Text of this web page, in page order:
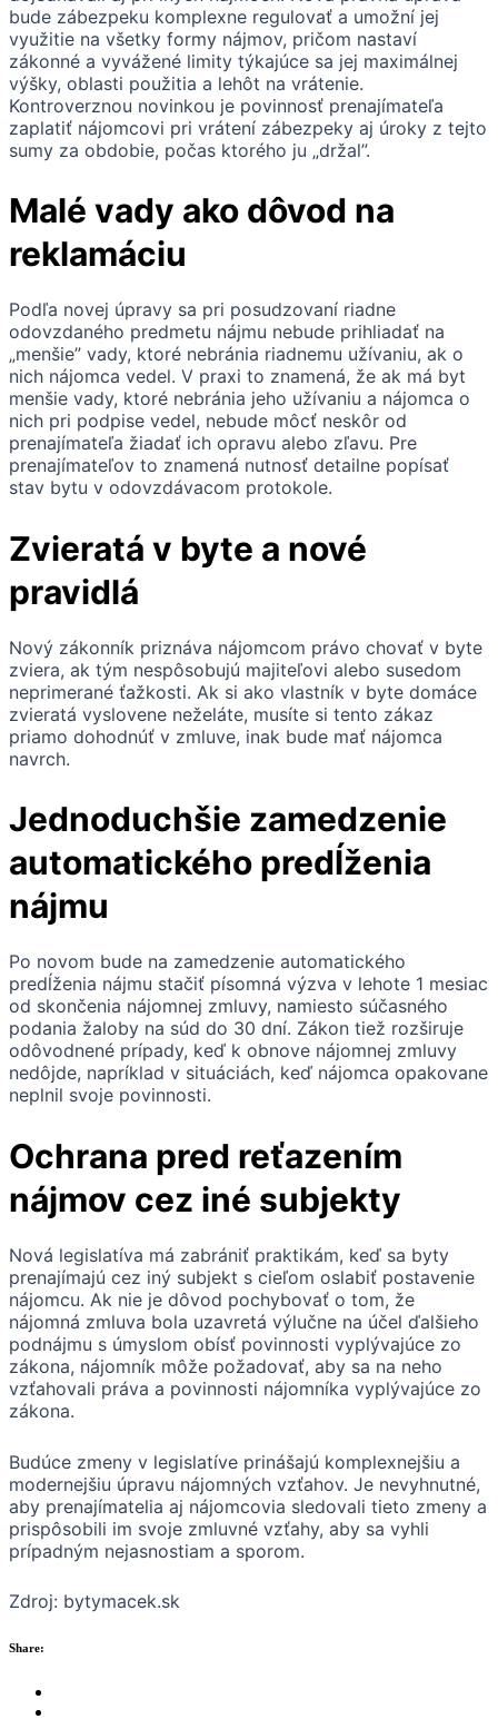
bude zábezpeku komplexne regulovať a umožní jej
využitie na všetky formy nájmov, pričom nastaví
zákonné a vyvážené limity týkajúce sa jej maximálnej
výšky, oblasti použitia a lehôt na vrátenie.
Kontroverznou novinkou je povinnosť prenajímateľa
zaplatiť nájomcovi pri vrátení zábezpeky aj úroky z tejto
sumy za obdobie, počas ktorého ju „držal”.
Malé vady ako dôvod na
reklamáciu
Podľa novej úpravy sa pri posudzovaní riadne
odovzdaného predmetu nájmu nebude prihliadať na
„menšie” vady, ktoré nebránia riadnemu užívaniu, ak o
nich nájomca vedel. V praxi to znamená, že ak má byt
menšie vady, ktoré nebránia jeho užívaniu a nájomca o
nich pri podpise vedel, nebude môcť neskôr od
prenajímateľa žiadať ich opravu alebo zľavu. Pre
prenajímateľov to znamená nutnosť detailne popísať
stav bytu v odovzdávacom protokole.
Zvieratá v byte a nové
pravidlá
Nový zákonník priznáva nájomcom právo chovať v byte
zviera, ak tým nespôsobujú majiteľovi alebo susedom
neprimerané ťažkosti. Ak si ako vlastník v byte domáce
zvieratá vyslovene neželáte, musíte si tento zákaz
priamo dohodnúť v zmluve, inak bude mať nájomca
navrch.
Jednoduchšie zamedzenie
automatického predĺženia
nájmu
Po novom bude na zamedzenie automatického
predĺženia nájmu stačiť písomná výzva v lehote 1 mesiac
od skončenia nájomnej zmluvy, namiesto súčasného
podania žaloby na súd do 30 dní. Zákon tiež rozširuje
odôvodnené prípady, keď k obnove nájomnej zmluvy
nedôjde, napríklad v situáciách, keď nájomca opakovane
neplnil svoje povinnosti.
Ochrana pred reťazením
nájmov cez iné subjekty
Nová legislatíva má zabrániť praktikám, keď sa byty
prenajímajú cez iný subjekt s cieľom oslabiť postavenie
nájomcu. Ak nie je dôvod pochybovať o tom, že
nájomná zmluva bola uzavretá výlučne na účel ďalšieho
podnájmu s úmyslom obísť povinnosti vyplývajúce zo
zákona, nájomník môže požadovať, aby sa na neho
vzťahovali práva a povinnosti nájomníka vyplývajúce zo
zákona.
Budúce zmeny v legislatíve prinášajú komplexnejšiu a
modernejšiu úpravu nájomných vzťahov. Je nevyhnutné,
aby prenajímatelia aj nájomcovia sledovali tieto zmeny a
prispôsobili im svoje zmluvné vzťahy, aby sa vyhli
prípadným nejasnostiam a sporom.
Zdroj: bytymacek.sk
Share: